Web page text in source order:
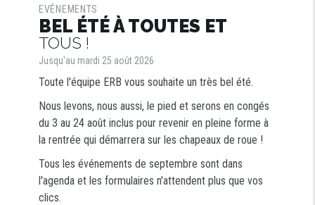
EVÉNEMENTS
BEL ÉTÉ À TOUTES ET
TOUS !
Jusqu'au mardi 25 août 2026
Toute l'équipe ERB vous souhaite un très bel été.
Nous levons, nous aussi, le pied et serons en congés
du 3 au 24 août inclus pour revenir en pleine forme à
la rentrée qui démarrera sur les chapeaux de roue !
Tous les événements de septembre sont dans
l'agenda et les formulaires n'attendent plus que vos
clics.